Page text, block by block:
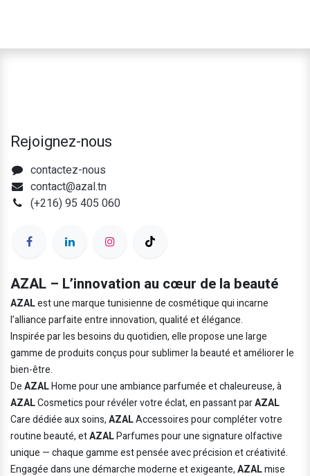
Rejoignez-nous
contactez-nous
contact@azal.tn
(+216) 95 405 060
AZAL – L’innovation au cœur de la beauté
AZALest une marque tunisienne de cosmétique qui incarne
l’alliance parfaite entre innovation, qualité et élégance.
Inspirée par les besoins du quotidien, elle propose une large
gamme de produits conçus pour sublimer la beauté et améliorer le
bien-être.
DeAZALHome pour une ambiance parfumée et chaleureuse, à
AZALCosmetics pour révéler votre éclat, en passant parAZAL
Care dédiée aux soins,AZALAccessoires pour compléter votre
routine beauté, etAZALParfumes pour une signature olfactive
unique — chaque gamme est pensée avec précision et créativité.
Engagée dans une démarche moderne et exigeante,AZALmise